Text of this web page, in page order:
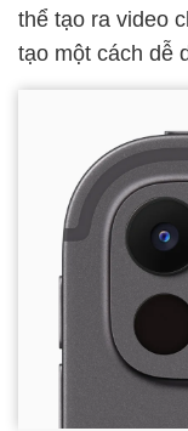
thể tạo ra video
tạo một cách dễ